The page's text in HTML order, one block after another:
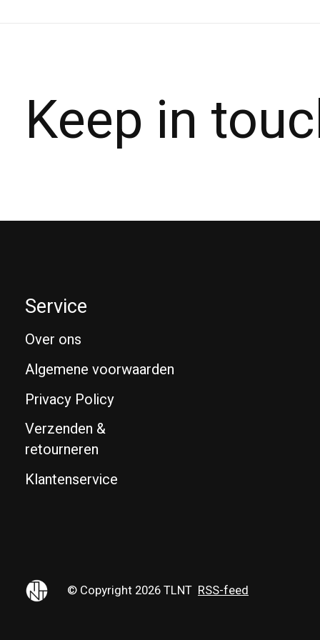
Keep in
Service
Over ons
Algemene voorwaarden
Privacy Policy
Verzenden &
retourneren
Klantenservice
© Copyright 2026 TLNT RSS-feed